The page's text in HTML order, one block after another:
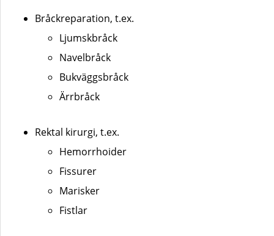
Bråckreparation, t.ex.
Ljumskbråck
Navelbråck
Bukväggsbråck
Ärrbråck
Rektal kirurgi, t.ex.
Hemorrhoider
Fissurer
Marisker
Fistlar